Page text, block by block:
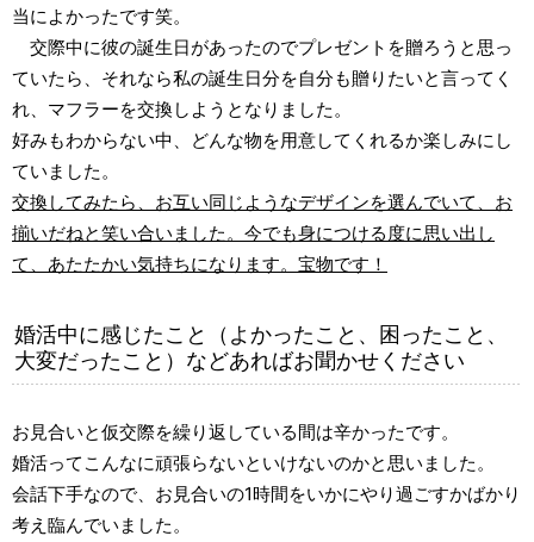
当によかったです笑。
交際中に彼の誕生日があったのでプレゼントを贈ろうと思っ
ていたら、それなら私の誕生日分を自分も贈りたいと言ってく
れ、マフラーを交換しようとなりました。
好みもわからない中、どんな物を用意してくれるか楽しみにし
ていました。
交換してみたら、お互い同じようなデザインを選んでいて、お
揃いだねと笑い合いました。 今でも身につける度に思い出し
て、あたたかい気持ちになります。宝物です！
婚活中に感じたこと（よかったこと、困ったこと、
大変だったこと）などあればお聞かせください
お見合いと仮交際を繰り返している間は辛かったです。
婚活ってこんなに頑張らないといけないのかと思いました。
会話下手なので、お見合いの1時間をいかにやり過ごすかばかり
考え臨んでいました。